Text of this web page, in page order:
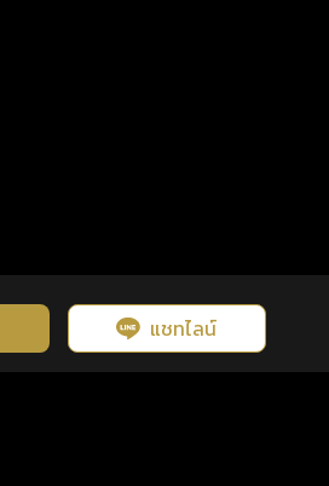
แชทไลน์
พิ่มประสิทธิภาพและประสบการณ์ที่ดี
นโยบายความเป็นส่วนตัว คลิกดูดวงฟรี